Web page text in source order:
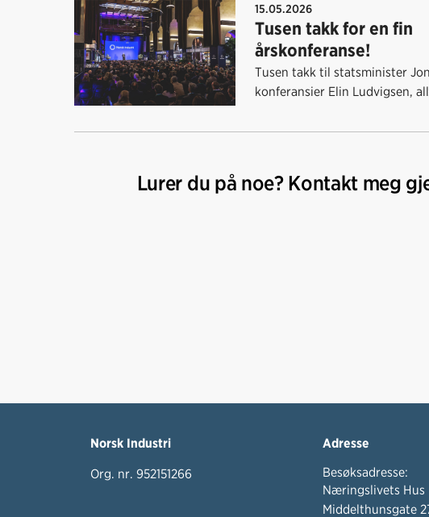
15.05.2026
Tusen takk for en fin
årskonferanse!
Tusen takk til statsminister
konferansier Elin Ludvigsen,
samarbeidspartnere og gode
Lurer du på noe? Kontakt meg
Norsk Industri
Org. nr. 952151266
Adresse
Besøksadresse:
Næringslivets Hus
Middelthunsgate